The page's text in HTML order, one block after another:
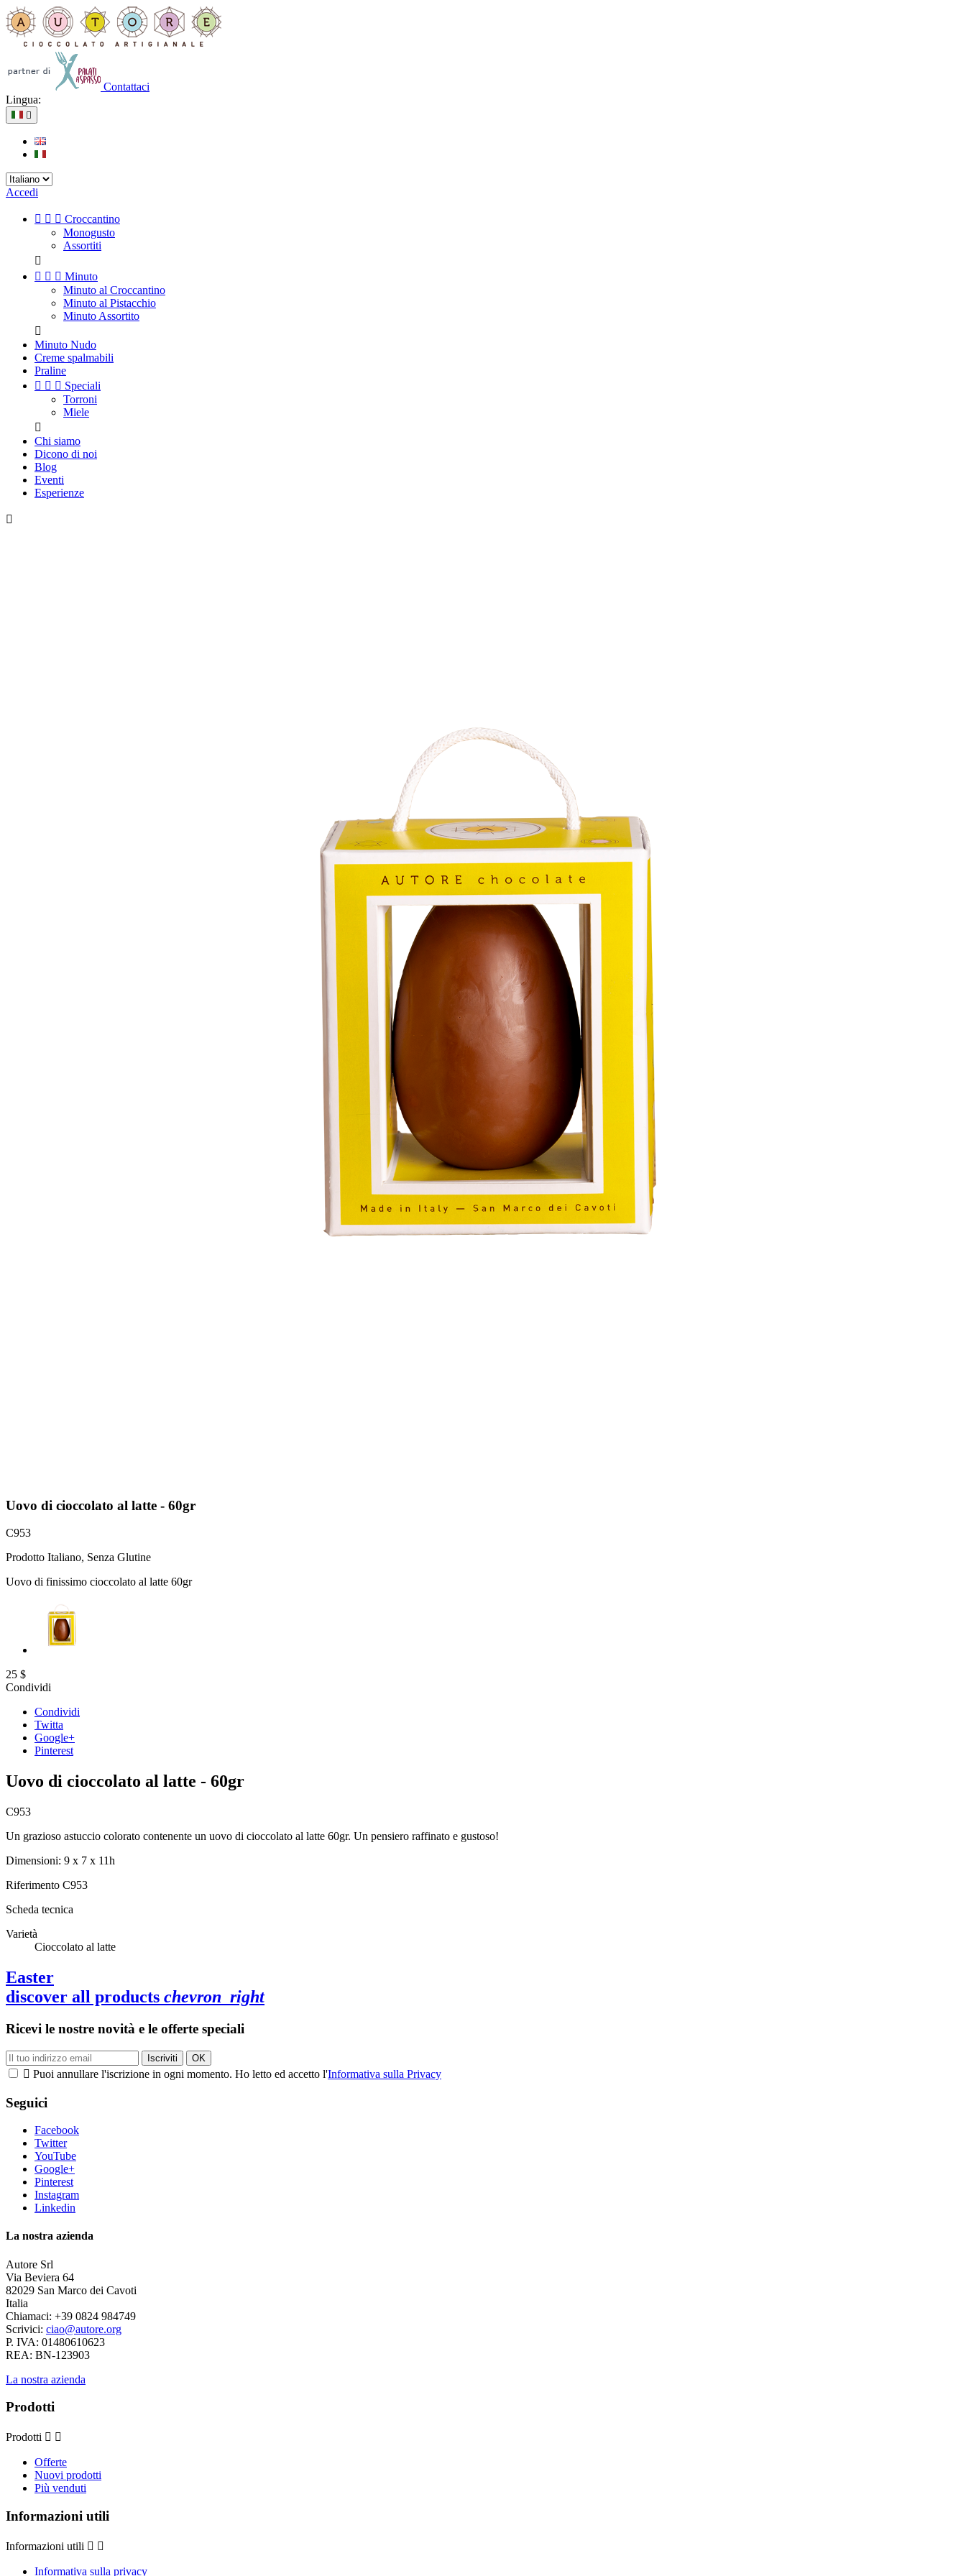
Contattaci
Lingua:

Accedi
   Croccantino
Monogusto
Assortiti

   Minuto
Minuto al Croccantino
Minuto al Pistacchio
Minuto Assortito

Minuto Nudo
Creme spalmabili
Praline
   Speciali
Torroni
Miele

Chi siamo
Dicono di noi
Blog
Eventi
Esperienze

Uovo di cioccolato al latte - 60gr
C953
Prodotto Italiano, Senza Glutine
Uovo di finissimo cioccolato al latte 60gr
25 $
Condividi
Condividi
Twitta
Google+
Pinterest
Uovo di cioccolato al latte - 60gr
C953
Un grazioso astuccio colorato contenente un uovo di cioccolato al latte 60gr. Un pensiero raffinato e gustoso!
Dimensioni: 9 x 7 x 11h
Riferimento C953
Scheda tecnica
Varietà
Cioccolato al latte
Easter
discover all products chevron_right
Ricevi le nostre novità e le offerte speciali
 Puoi annullare l'iscrizione in ogni momento. Ho letto ed accetto l'Informativa sulla Privacy
Seguici
Facebook
Twitter
YouTube
Google+
Pinterest
Instagram
Linkedin
La nostra azienda
Autore Srl
Via Beviera 64
82029 San Marco dei Cavoti
Italia
Chiamaci: +39 0824 984749
Scrivici: ciao@autore.org
P. IVA: 01480610623
REA: BN-123903
La nostra azienda
Prodotti
Prodotti  
Offerte
Nuovi prodotti
Più venduti
Informazioni utili
Informazioni utili  
Informativa sulla privacy